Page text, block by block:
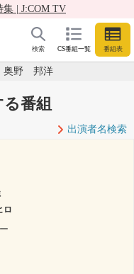
| J:COM TV
CS番組一覧 番組表
検索
奥野 邦洋
番組
出演者名検索
ロ